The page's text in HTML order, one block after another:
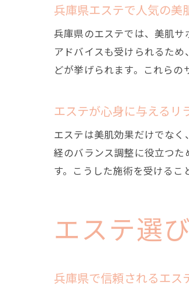
兵庫県エステで人気の美
兵庫県のエステでは、美肌
アドバイスも受けられるた
どが挙げられます。これら
エステが心身に与えるリ
エステは美肌効果だけでな
経のバランス調整に役立つ
す。こうした施術を受けるこ
エステ選
兵庫県で信頼されるエス